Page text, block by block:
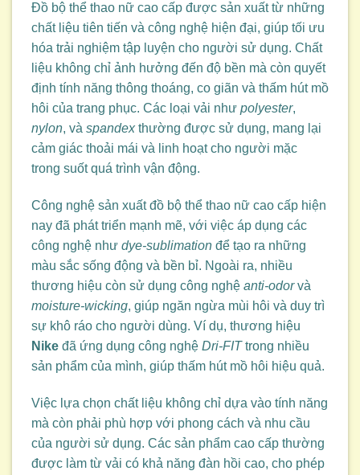
Đồ bộ thể thao nữ cao cấp được sản xuất từ những
chất liệu tiên tiến và công nghệ hiện đại, giúp tối ưu
hóa trải nghiệm tập luyện cho người sử dụng. Chất
liệu không chỉ ảnh hưởng đến độ bền mà còn quyết
định tính năng thông thoáng, co giãn và thấm hút mồ
hôi của trang phục. Các loại vải như polyester,
nylon, và spandexthường được sử dụng, mang lại
cảm giác thoải mái và linh hoạt cho người mặc
trong suốt quá trình vận động.
Công nghệ sản xuất đồ bộ thể thao nữ cao cấp hiện
nay đã phát triển mạnh mẽ, với việc áp dụng các
công nghệ như dye-sublimation để tạo ra những
màu sắc sống động và bền bỉ. Ngoài ra, nhiều
thương hiệu còn sử dụng công nghệ anti-odorvà
moisture-wicking, giúp ngăn ngừa mùi hôi và duy trì
sự khô ráo cho người dùng. Ví dụ, thương hiệu
Nike đã ứng dụng công nghệ Dri-FITtrong nhiều
sản phẩm của mình, giúp thấm hút mồ hôi hiệu quả.
Việc lựa chọn chất liệu không chỉ dựa vào tính năng
mà còn phải phù hợp với phong cách và nhu cầu
của người sử dụng. Các sản phẩm cao cấp thường
được làm từ vải có khả năng đàn hồi cao, cho phép